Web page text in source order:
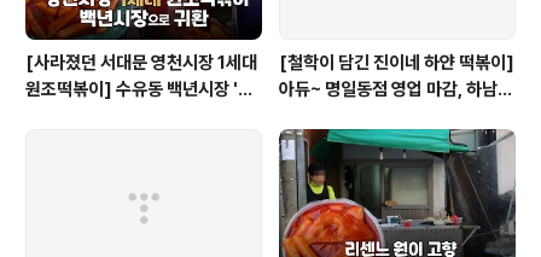
[사라졌던 서대문 영천시장 1세대
원조떡볶이] 수유동 백년시장 '영
[철학이 담긴 진이네 하얀 떡볶이]
아듀~ 명일동점 영업 마감, 하남